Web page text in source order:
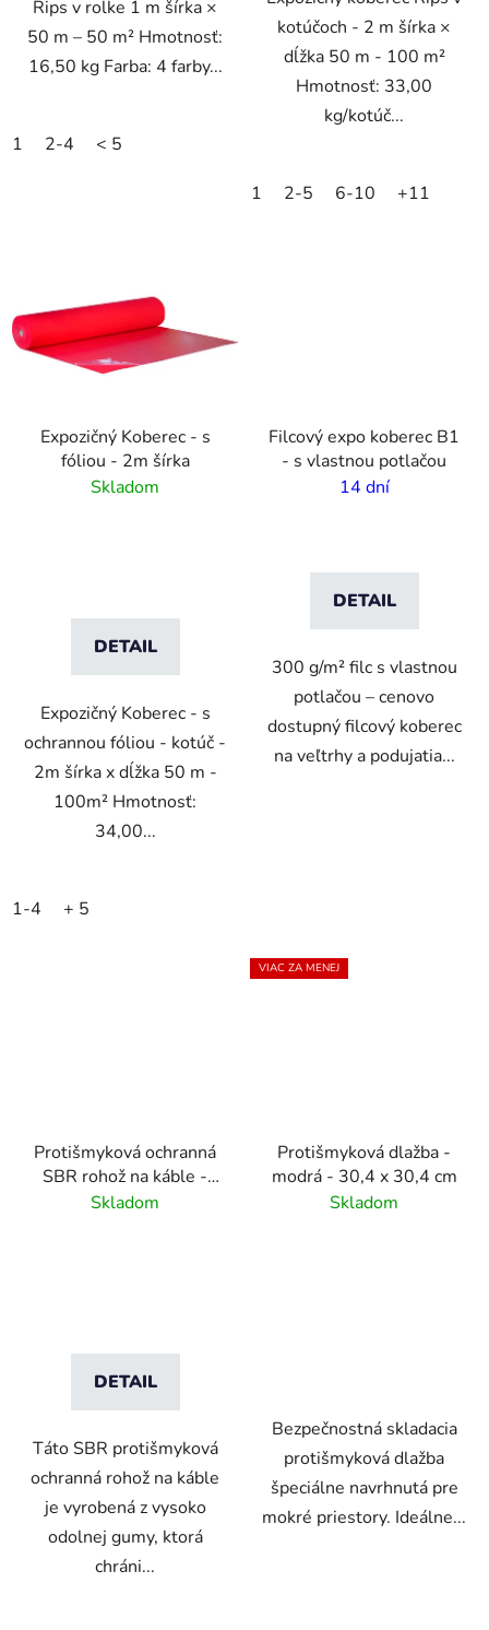
Rips v rolke 1 m šírka ×
50 m – 50 m² Hmotnosť:
16,50 kg Farba: 4 farby...
1 2-4 < 5
kotúčoch - 2 m šírka ×
dĺžka 50 m - 100 m²
Hmotnosť: 33,00
kg/kotúč...
1 2-5 6-10 +11
Expozičný Koberec - s
fóliou - 2m šírka
Skladom
DETAIL
Expozičný Koberec - s
ochrannou fóliou - kotúč -
2m šírka x dĺžka 50 m -
100m² Hmotnosť:
34,00...
1-4 + 5
Filcový expo koberec B1
- s vlastnou potlačou
14 dní
DETAIL
300 g/m² filc s vlastnou
potlačou – cenovo
dostupný filcový koberec
na veľtrhy a podujatia...
Protišmyková ochranná
SBR rohož na káble -
0,5 m x 10 m
Skladom
DETAIL
Táto SBR protišmyková
ochranná rohož na káble
je vyrobená z vysoko
odolnej gumy, ktorá
chráni...
VIAC ZA MENEJ
Protišmyková dlažba -
modrá - 30,4 x 30,4 cm
Skladom
Bezpečnostná skladacia
protišmyková dlažba
špeciálne navrhnutá pre
mokré priestory. Ideálne...